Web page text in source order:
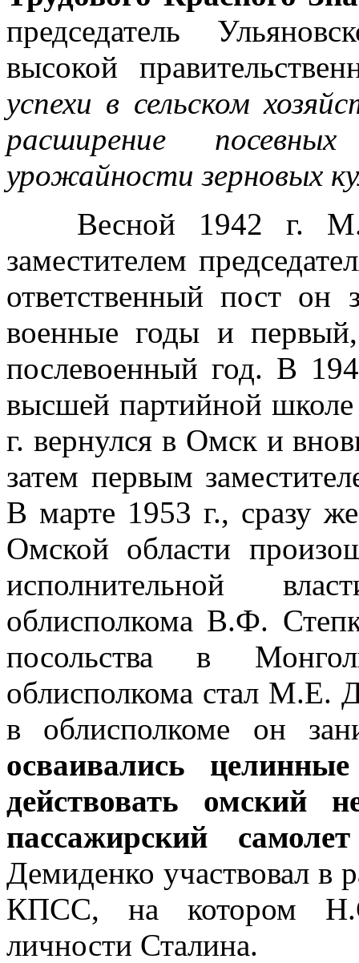
председатель
высокой
успехи в сельском
расширение
урожайности зерновых
Весной 1942 г.
заместителем
ответственный пост он
военные годы и
послевоенный год. В
высшей партийной
г. вернулся в Омск и
затем первым
В марте 1953 г., сразу
Омской области
исполнительной
облисполкома В.Ф.
посольства в
облисполкома стал М.Е.
в облисполкоме он
осваивались
действовать омский
пассажирский
Демиденко участвовал в
КПСС, на котором
личности Сталина.